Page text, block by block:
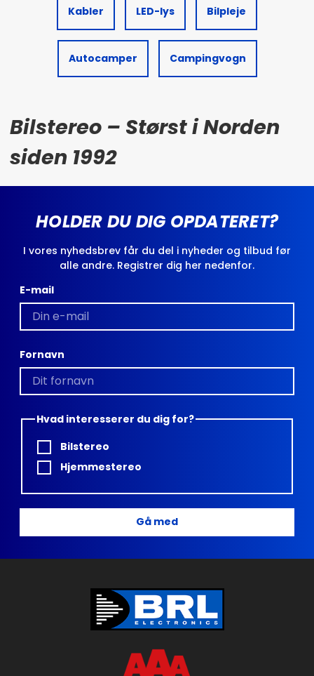
Kabler LED-lys Bilpleje
Autocamper Campingvogn
Bilstereo – Størst i Norden
siden 1992
HOLDER DU DIG OPDATERET?
I vores nyhedsbrev får du del i nyheder og tilbud før
alle andre. Registrer dig her nedenfor.
E-mail
Fornavn
Hvad interesserer du dig for?
Bilstereo
Hjemmestereo
Gå med